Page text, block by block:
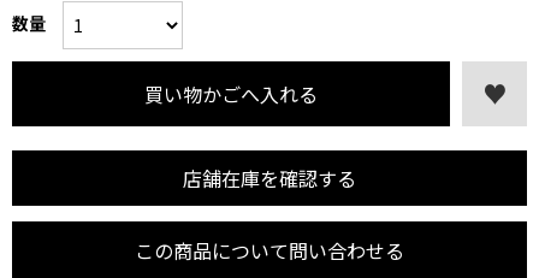
数量
店舗在庫を確認する
この商品について問い合わせる